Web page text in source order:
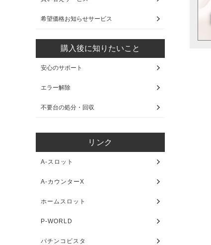
希望価格お知らせサービス
購入後に知りたいこと
安心のサポート
エラー解除
不要台の処分・回収
リンク
A-スロット
A-カウンターX
ホームスロット
P-WORLD
パチンコビスタ